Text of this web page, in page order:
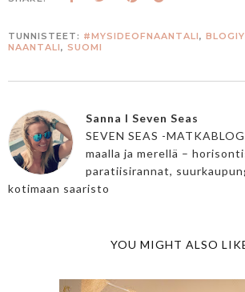
TUNNISTEET: #MYSIDEOFNAANTALI,
NAANTALI, SUOMI
Sanna I Seven Seas
SEVEN SEAS -
maalla ja merellä –
paratiisirannat,
kotimaan saaristo
YOU MIGHT ALSO